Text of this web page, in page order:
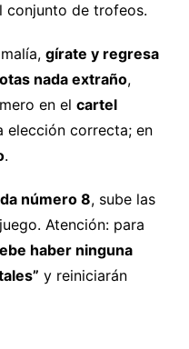
conjunto de trofeos.
gírate y regresa
nada extraño,
en el cartel
correcta; en
.
número 8, sube las
Atención: para
haber ninguna
y reiniciarán